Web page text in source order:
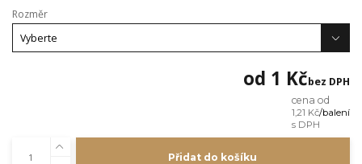
Rozměr
cena od
1,21 Kč/balení
od 1 Kčbez DPH
Přidat do košíku